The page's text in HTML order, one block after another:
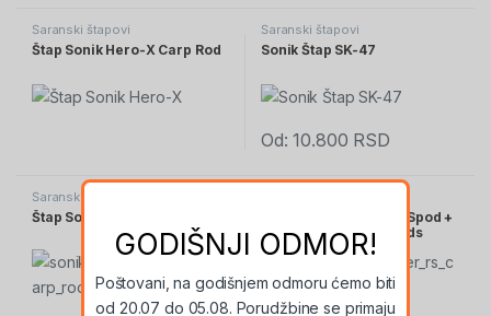
Šaranski štapovi
Štap Sonik Hero-X Carp Rod
Šaranski štapovi
Sonik Štap SK-47
Od:10.800 RSD
Šaranski štapovi
Štap Sonik Vaderx RS Rods
Štap Sonik Vaderx RS Spod +
Marker HYBRID 12′ Rods
GODIŠNJI ODMOR!
Poštovani, na godišnjem odmoru ćemo biti
od 20.07 do 05.08. Porudžbine se primaju